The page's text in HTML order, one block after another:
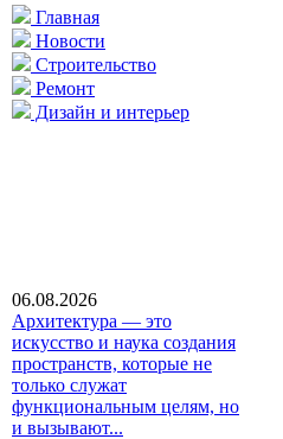
Главная
Новости
Строительство
Ремонт
Дизайн и интерьер
06.08.2026
Архитектура — это
искусство и наука создания
пространств, которые не
только служат
функциональным целям, но
и вызывают...